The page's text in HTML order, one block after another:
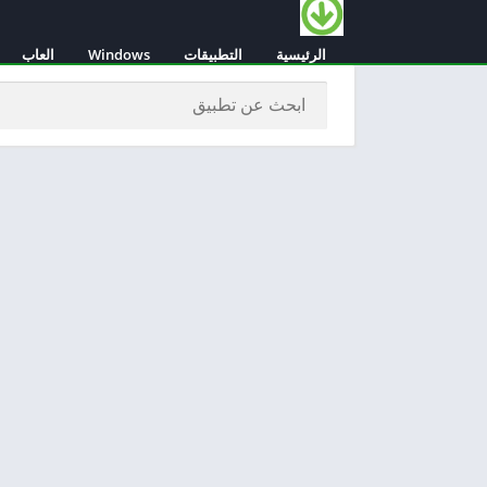
الرئيسية التطبيقات Windows العاب